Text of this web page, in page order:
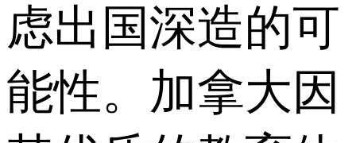
虑出国深造的可
能性。加拿大因